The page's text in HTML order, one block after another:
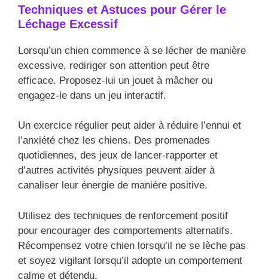
Techniques et Astuces pour Gérer le
Léchage Excessif
Lorsqu’un chien commence à se lécher de manière
excessive, rediriger son attention peut être
efficace. Proposez-lui un jouet à mâcher ou
engagez-le dans un jeu interactif.
Un exercice régulier peut aider à réduire l’ennui et
l’anxiété chez les chiens. Des promenades
quotidiennes, des jeux de lancer-rapporter et
d’autres activités physiques peuvent aider à
canaliser leur énergie de manière positive.
Utilisez des techniques de renforcement positif
pour encourager des comportements alternatifs.
Récompensez votre chien lorsqu’il ne se lèche pas
et soyez vigilant lorsqu’il adopte un comportement
calme et détendu.